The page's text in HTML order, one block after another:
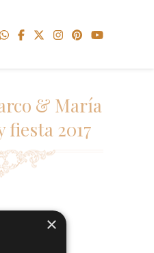
& María
fiesta 2017
×